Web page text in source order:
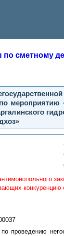
сметному
конкуренцию
проведению